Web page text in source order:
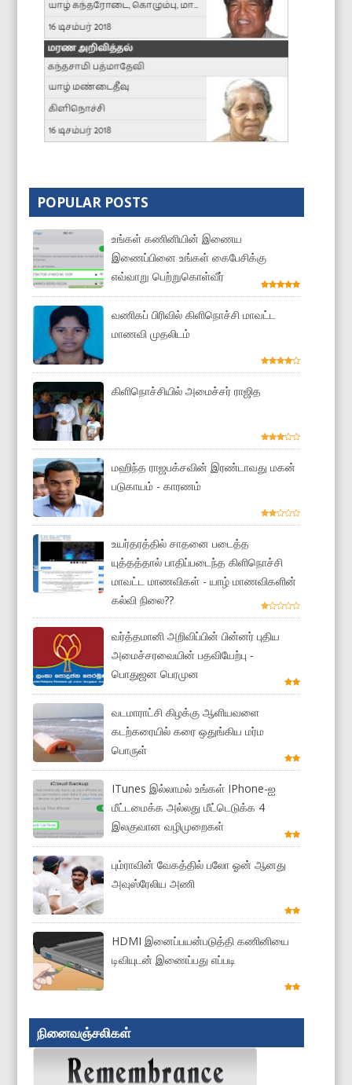
POPULAR POSTS
உங்கள் கணினியின் இணைய
இணைப்பினை உங்கள் கைபேசிக்கு
எவ்வாறு பெற்றுகொள்வீர்
வணிகப் பிரிவில் கிளிநொச்சி மாவட்ட
மாணவி முதலிடம்
கிளிநொச்சியில் அமைச்சர் ராஜித
மஹிந்த ராஜபக்சவின் இரண்டாவது மகன்
படுகாயம் - காரணம்
உயர்தரத்தில் சாதனை படைத்த
யுத்தத்தால் பாதிப்படைந்த கிளிநொச்சி
மாவட்ட மாணவிகள் - யாழ் மாணவிகளின்
கல்வி நிலை??
வர்த்தமானி அறிவிப்பின் பின்னர் புதிய
அமைச்சரவையின் பதவியேற்பு -
பொதுஜன பெரமுன
வடமாராட்சி கிழக்கு ஆளியவளை
கடற்கரையில் கரை ஒதுங்கிய மர்ம
பொருள்
ITunes இல்லாமல் உங்கள் IPhone-ஐ
மீட்டமைக்க அல்லது மீட்டெடுக்க 4
இலகுவான வழிமுறைகள்
பும்ராவின் வேகத்தில் பலோ ஓன் ஆனது
அவுஸ்ரேலிய அணி
HDMI இனைப்பயன்படுத்தி கணினியை
டிவியுடன் இணைப்பது எப்படி
நினைவஞ்சலிகள்